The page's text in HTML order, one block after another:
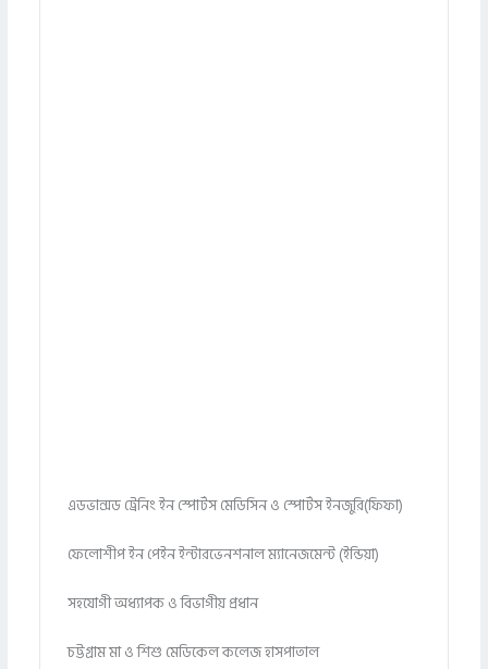
এডভান্সড ট্রেনিং ইন স্পোর্টস মেডিসিন ও স্পোর্টস ইনজুরি(ফিফা)
ফেলোশীপ ইন পেইন ইন্টারভেনশনাল ম্যানেজমেন্ট (ইন্ডিয়া)
সহযোগী অধ্যাপক ও বিভাগীয় প্রধান
চট্টগ্রাম মা ও শিশু মেডিকেল কলেজ হাসপাতাল